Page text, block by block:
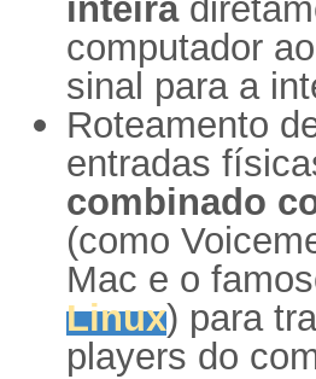
inteira
computador
sinal para a
Roteamento
entradas
combinado
(como
Mac e o
Linux) para
players do